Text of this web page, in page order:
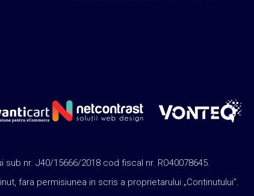
sub nr. J40/15666/2018 cod fiscal nr. RO40078645.
fara permisiunea in scris a proprietarului „Continutului”.